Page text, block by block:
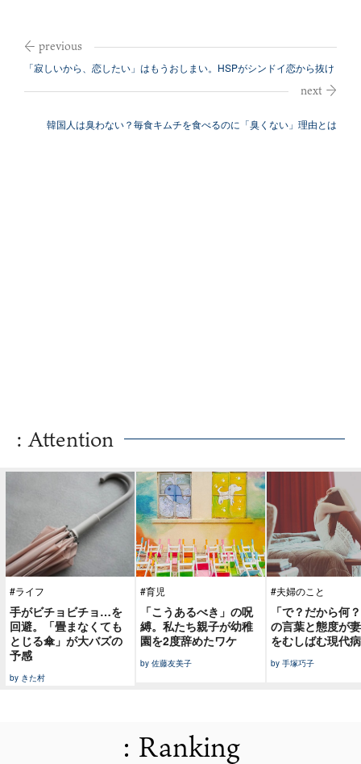
「寂しいから、恋したい」はもうおしまい。HSPがシンドイ恋から抜け
韓国人は臭わない？毎食キムチを食べるのに「臭くない」理由とは
: Attention
#ライフ
手がビチョビチョ…を
回避。「畳まなくても
とじる傘」が大バズの
予感
by きた村
#育児
「こうあるべき」の呪
縛。私たち親子が幼稚
園を2度辞めたワケ
by 佐藤友美子
#夫婦のこと
「で？だから何
の言葉と態度が
をむしばむ現代病
by 手塚巧子
: Ranking